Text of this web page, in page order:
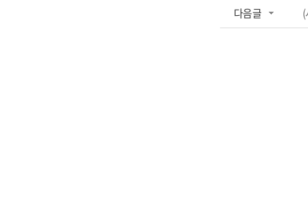
다음글